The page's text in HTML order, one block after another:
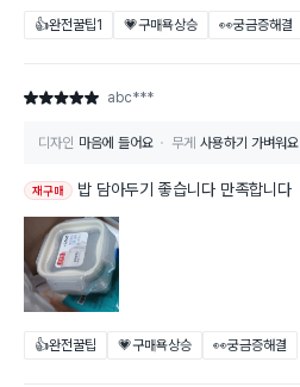
👍완전꿀팁1 💗구매욕상승 👀궁금증해결
별점 5점 abc***
디자인 마음에 들어요 무게 사용하기 가벼워요
재구매 밥 담아두기 좋습니다 만족합니다
👍완전꿀팁 💗구매욕상승 👀궁금증해결